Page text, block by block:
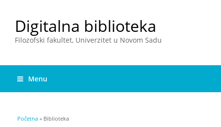
Digitalna biblioteka
Filozofski fakultet, Univerzitet u Novom Sadu
Menu
You are here
Početna » Biblioteka